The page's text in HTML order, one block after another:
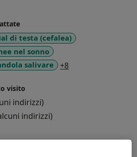
di testa (cefalea)
nel sonno
salivare
+8
visito
indirizzi)
indirizzi)